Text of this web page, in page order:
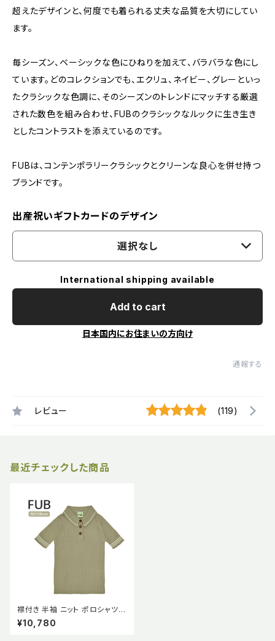
超えたデザインと、何度でも着られる丈夫な品質を大切にしてい
ます。
毎シーズン、ベーシックな色にひねりを加えて、バラバラな色にし
ています。どのコレクションでも、エクリュ、ネイビー、グレーといっ
たクラシックな色調に、そのシーズンのトレンドにマッチする厳選
された数色を組み合わせ、FUBのクラシックなルックに生き生き
としたコントラストを添えているのです。
FUBは、コンテンポラリークラシックとクリーンな良心を併せ持つ
ブランドです。
出産祝いギフトカードのデザイン
選択なし
International shipping available
Add to cart
日本国内にお住まいの方向け
通報する
レビュー (119)
最近チェックした商品
襟付き 半袖 ニット ポロシャツ
ライン入り ニットTシャツ オーガ
ニックコットン GOTS認証【FU
¥10,780